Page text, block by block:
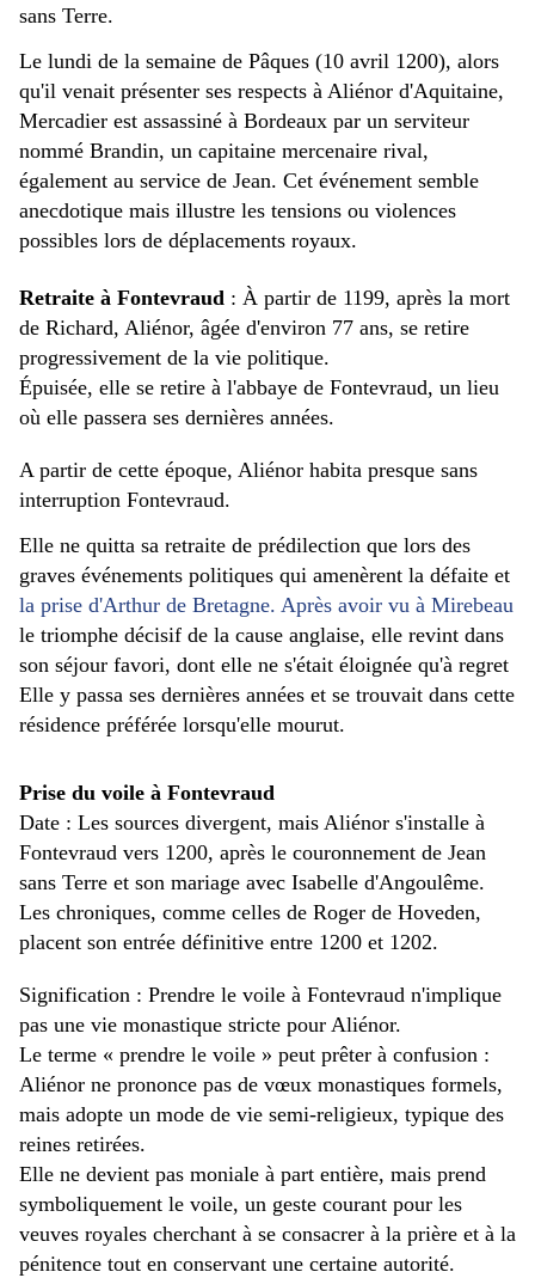
sans Terre.
Le lundi de la semaine de Pâques (10 avril 1200), alors
qu'il venait présenter ses respects à Aliénor d'Aquitaine,
Mercadier est assassiné à Bordeaux par un serviteur
nommé Brandin, un capitaine mercenaire rival,
également au service de Jean. Cet événement semble
anecdotique mais illustre les tensions ou violences
possibles lors de déplacements royaux.
Retraite à Fontevraud : À partir de 1199, après la mort
de Richard, Aliénor, âgée d'environ 77 ans, se retire
progressivement de la vie politique.
Épuisée, elle se retire à l'abbaye de Fontevraud, un lieu
où elle passera ses dernières années.
A partir de cette époque, Aliénor habita presque sans
interruption Fontevraud.
Elle ne quitta sa retraite de prédilection que lors des
graves événements politiques qui amenèrent la défaite et
la prise d'Arthur de Bretagne. Après avoir vu à Mirebeau
le triomphe décisif de la cause anglaise, elle revint dans
son séjour favori, dont elle ne s'était éloignée qu'à regret
Elle y passa ses dernières années et se trouvait dans cette
résidence préférée lorsqu'elle mourut.
Prise du voile à Fontevraud
Date : Les sources divergent, mais Aliénor s'installe à
Fontevraud vers 1200, après le couronnement de Jean
sans Terre et son mariage avec Isabelle d'Angoulême.
Les chroniques, comme celles de Roger de Hoveden,
placent son entrée définitive entre 1200 et 1202.
Signification : Prendre le voile à Fontevraud n'implique
pas une vie monastique stricte pour Aliénor.
Le terme « prendre le voile » peut prêter à confusion :
Aliénor ne prononce pas de vœux monastiques formels,
mais adopte un mode de vie semi-religieux, typique des
reines retirées.
Elle ne devient pas moniale à part entière, mais prend
symboliquement le voile, un geste courant pour les
veuves royales cherchant à se consacrer à la prière et à la
pénitence tout en conservant une certaine autorité.